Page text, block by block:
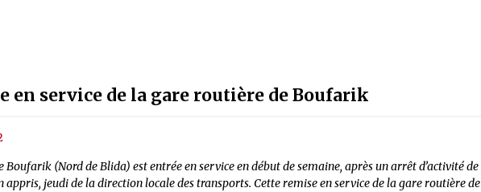
en service de la gare routière de Boufarik
(Nord de Blida) est entrée en service en début de semaine, après un arrêt d’activité de
appris, jeudi de la direction locale des transports. Cette remise en service de la gare routière de